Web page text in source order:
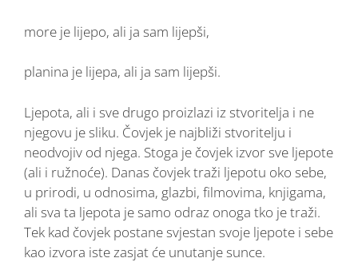
more je lijepo, ali ja sam lijepši,
planina je lijepa, ali ja sam lijepši.
Ljepota, ali i sve drugo proizlazi iz stvoritelja i ne
njegovu je sliku. Čovjek je najbliži stvoritelju i
neodvojiv od njega. Stoga je čovjek izvor sve ljepote
(ali i ružnoće). Danas čovjek traži ljepotu oko sebe,
u prirodi, u odnosima, glazbi, filmovima, knjigama,
ali sva ta ljepota je samo odraz onoga tko je traži.
Tek kad čovjek postane svjestan svoje ljepote i sebe
kao izvora iste zasjat će unutanje sunce.